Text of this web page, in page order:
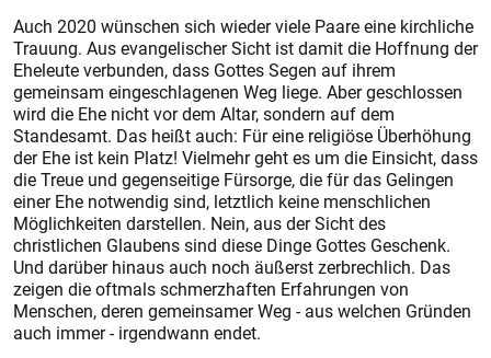
Auch 2020 wünschen sich wieder viele Paare eine kirchliche
Trauung. Aus evangelischer Sicht ist damit die Hoffnung der
Eheleute verbunden, dass Gottes Segen auf ihrem
gemeinsam eingeschlagenen Weg liege. Aber geschlossen
wird die Ehe nicht vor dem Altar, sondern auf dem
Standesamt. Das heißt auch: Für eine religiöse Überhöhung
der Ehe ist kein Platz! Vielmehr geht es um die Einsicht, dass
die Treue und gegenseitige Fürsorge, die für das Gelingen
einer Ehe notwendig sind, letztlich keine menschlichen
Möglichkeiten darstellen. Nein, aus der Sicht des
christlichen Glaubens sind diese Dinge Gottes Geschenk.
Und darüber hinaus auch noch äußerst zerbrechlich. Das
zeigen die oftmals schmerzhaften Erfahrungen von
Menschen, deren gemeinsamer Weg - aus welchen Gründen
auch immer - irgendwann endet.